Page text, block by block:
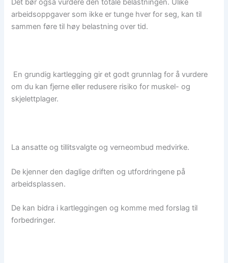
Det bør også vurdere den totale belastningen. Ulike
arbeidsoppgaver som ikke er tunge hver for seg, kan til
sammen føre til høy belastning over tid.
En grundig kartlegging gir et godt grunnlag for å vurdere
om du kan fjerne eller redusere risiko for muskel- og
skjelettplager.
La ansatte og tillitsvalgte og verneombud medvirke.
De kjenner den daglige driften og utfordringene på
arbeidsplassen.
De kan bidra i kartleggingen og komme med forslag til
forbedringer.